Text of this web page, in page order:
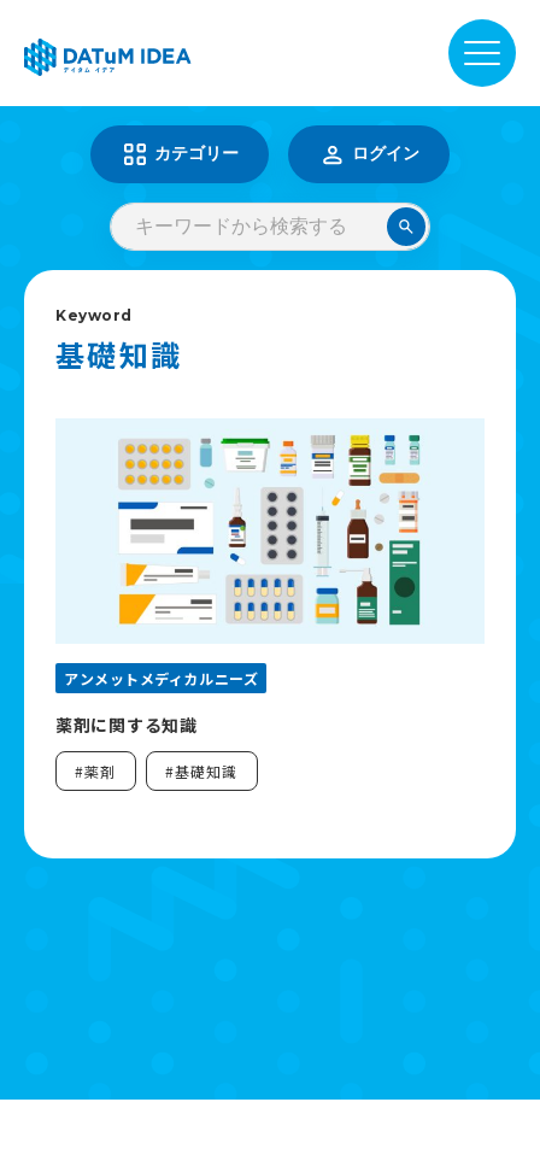
DATuM IDEA® について
提供サービス
活用事例
お知らせ
資料ダウンロード
よくあるご質問
カテゴリー ログイン
Keyword
基礎知識
アンメットメディカルニーズ
薬剤に関する知識
#薬剤 #基礎知識